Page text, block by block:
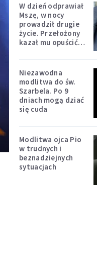
W dzień odprawiał
Mszę, w nocy
prowadził drugie
życie. Przełożony
kazał mu opuścić
Niezawodna
modlitwa do św.
Szarbela. Po 9
dniach mogą dziać
się cuda
Modlitwa ojca Pio
w trudnych i
beznadziejnych
sytuacjach